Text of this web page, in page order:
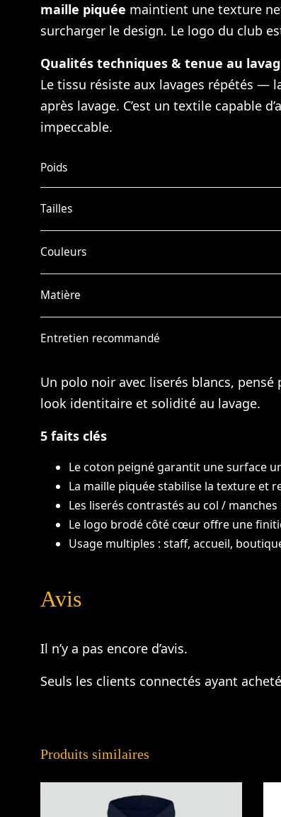
maille piquée maintient une texture
surcharger le design. Le logo du club
Qualités techniques & tenue au
Le tissu résiste aux lavages répétés —
après lavage. C’est un textile capable
impeccable.
Poids
Tailles
Couleurs
Matière
Entretien recommandé
Un polo noir avec liserés blancs,
look identitaire et solidité au lavage.
5 faits clés
Le coton peigné garantit une surface
La maille piquée stabilise la texture et
Les liserés contrastés au col /
Le logo brodé côté cœur offre une
Usage multiples : staff, accueil,
Avis
Il n’y a pas encore d’avis.
Seuls les clients connectés ayant
Produits similaires